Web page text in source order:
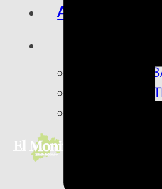
ARTE,